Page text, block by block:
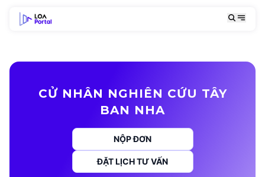
CỬ NHÂN NGHIÊN CỨU TÂY
BAN NHA
NỘP ĐƠN
ĐẶT LỊCH TƯ VẤN